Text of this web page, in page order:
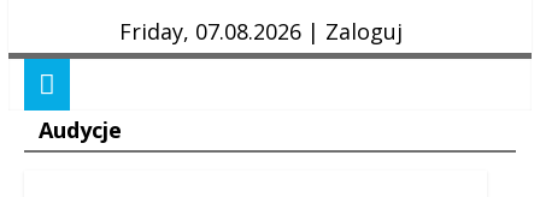
Friday, 07.08.2026 | Zaloguj
Audycje